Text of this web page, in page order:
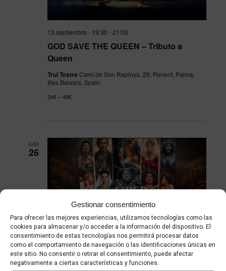
Gestionar consentimiento
Para ofrecer las mejores experiencias, utilizamos tecnologías como las
cookies para almacenar y/o acceder a la información del dispositivo. El
consentimiento de estas tecnologías nos permitirá procesar datos
como el comportamiento de navegación o las identificaciones únicas en
este sitio. No consentir o retirar el consentimiento, puede afectar
negativamente a ciertas características y funciones.
GOD SAVE THE QUEEN – Tributo a
Queen
13 septiembre - 19:30 - 21:00
Trui Teatre Camí de Son Rapinya, 29, Ponent, Palma,
Illes Balears, Spain
34€ – 48€
SÁB
26
26 septiembre - 21:00-22:30